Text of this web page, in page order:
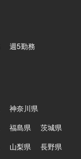
週5勤務
神奈川県
福島県
茨城県
山梨県 長野県